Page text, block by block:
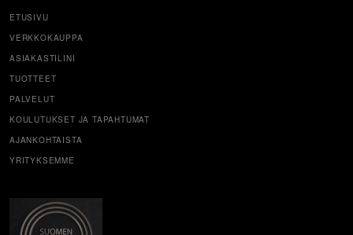
ETUSIVU
VERKKOKAUPPA
ASIAKASTILINI
TUOTTEET
PALVELUT
KOULUTUKSET JA TAPAHTUMAT
AJANKOHTAISTA
YRITYKSEMME